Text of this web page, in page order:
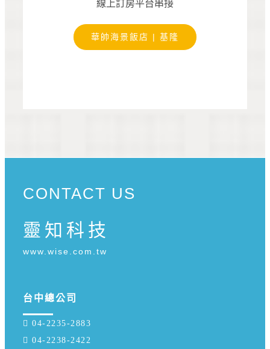
線上訂房平台串接
華帥海景飯店 | 基隆
CONTACT US
靈知科技
www.wise.com.tw
台中總公司
 04-2235-2883
 04-2238-2422